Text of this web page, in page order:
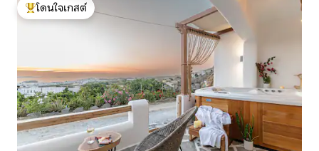
โดนใจเกสต์ที่สุด
โดนใจเกสต์